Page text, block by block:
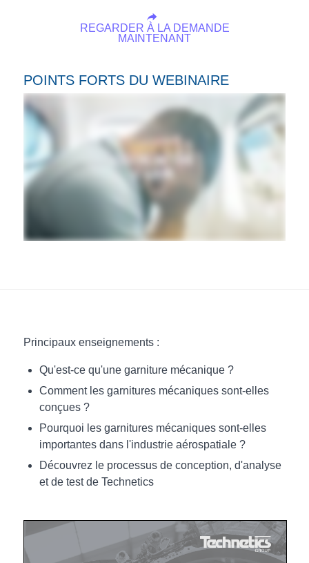
REGARDER À LA DEMANDE
MAINTENANT
POINTS FORTS DU WEBINAIRE
Principaux enseignements :
Qu'est-ce qu'une garniture mécanique ?
Comment les garnitures mécaniques sont-elles
conçues ?
Pourquoi les garnitures mécaniques sont-elles
importantes dans l'industrie aérospatiale ?
Découvrez le processus de conception, d'analyse
et de test de Technetics